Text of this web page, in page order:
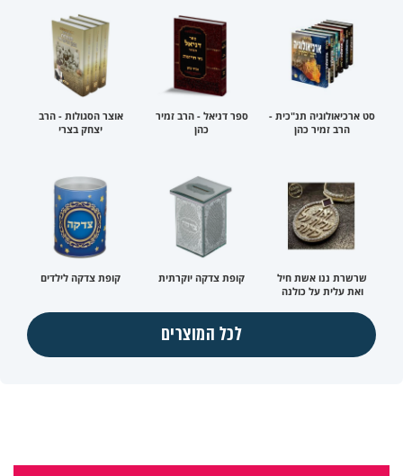
סט ארכיאולוגיה תנ"כית -
הרב זמיר כהן
ספר דניאל - הרב זמיר
כהן
אוצר הסגולות - הרב
יצחק בצרי
שרשרת ננו אשת חיל
ואת עלית על כולנה
קופת צדקה יוקרתית קופת צדקה לילדים
לכל המוצרים